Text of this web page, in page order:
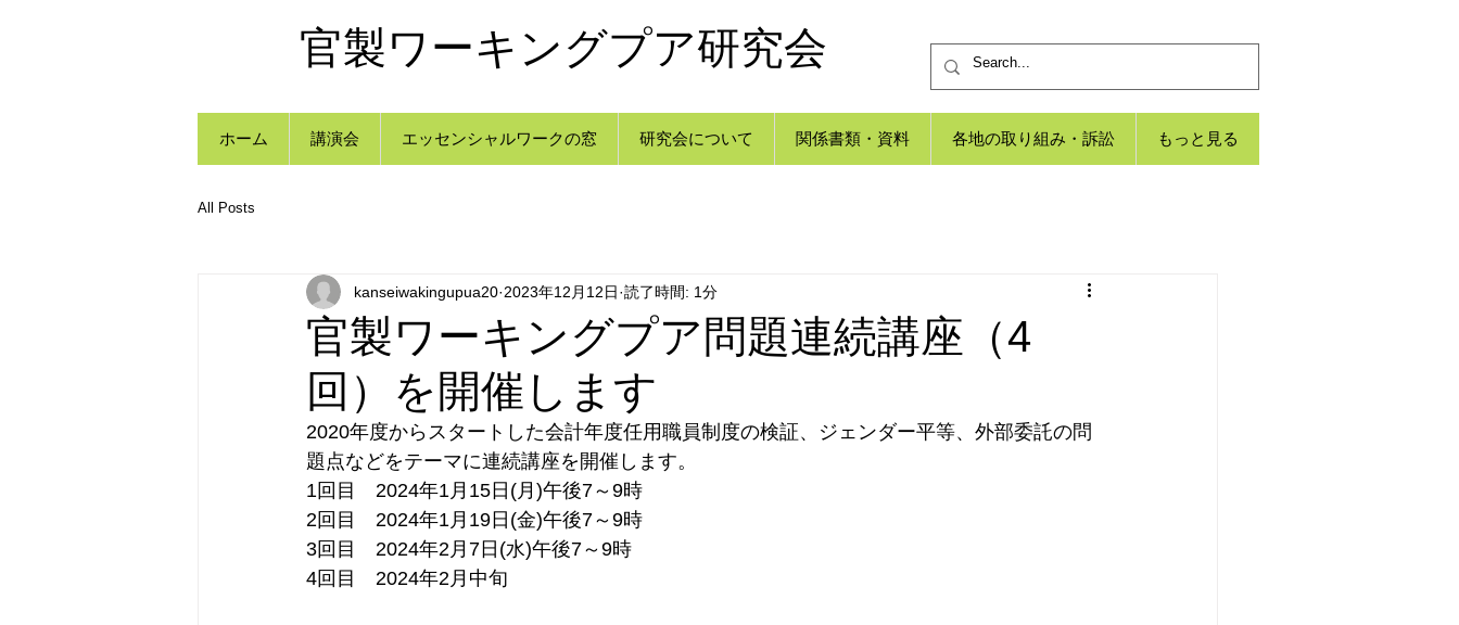
官製ワーキングプア研究会
ホーム 講演会 エッセンシャルワークの窓 研究会について 関係書類・資料 各地の取り組み・訴訟 もっと見る
All Posts
官製ワーキングプア問題連続講座（4
回）を開催します
kanseiwakingupua20 2023年12月12日 読了時間: 1分
2020年度からスタートした会計年度任用職員制度の検証、ジェンダー平等、外部委託の問
題点などをテーマに連続講座を開催します。
1回目　2024年1月15日(月)午後7～9時
2回目　2024年1月19日(金)午後7～9時
3回目　2024年2月7日(水)午後7～9時
4回目　2024年2月中旬